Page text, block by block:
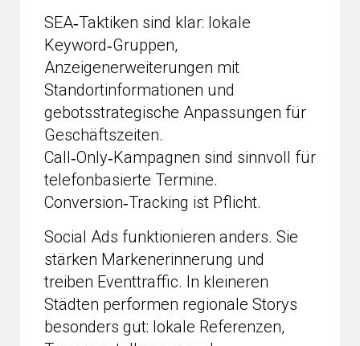
SEA‑Taktiken sind klar: lokale
Keyword‑Gruppen,
Anzeigenerweiterungen mit
Standortinformationen und
gebotsstrategische Anpassungen für
Geschäftszeiten.
Call‑Only‑Kampagnen sind sinnvoll für
telefonbasierte Termine.
Conversion‑Tracking ist Pflicht.
Social Ads funktionieren anders. Sie
stärken Markenerinnerung und
treiben Eventtraffic. In kleineren
Städten performen regionale Storys
besonders gut: lokale Referenzen,